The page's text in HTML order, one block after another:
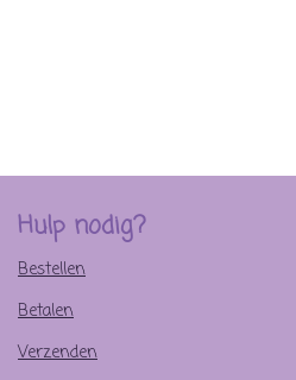
Hulp nodig?
Bestellen
Betalen
Verzenden